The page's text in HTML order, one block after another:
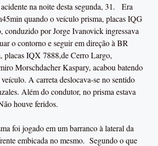
na noite desta segunda, 31. Era
quando o veículo prisma, placas IQG
conduzido por Jorge Ivanovick ingressava
o contorno e seguir em direção à BR
placas IQX 7888,de Cerro Largo,
Morschdacher Kaspary, acabou batendo
A carreta deslocava-se no sentido
Além do condutor, no prisma estava
houve feridos.
foi jogado em um barranco à lateral da
embicada no mesmo. Segundo o que